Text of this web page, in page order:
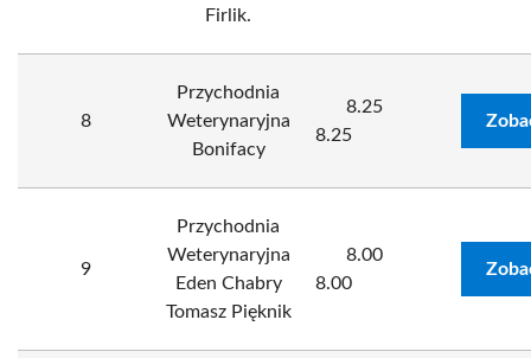
Firlik.
8
Przychodnia
Weterynaryjna
Bonifacy
8.25
8.25
9
Przychodnia
Weterynaryjna
Eden Chabry
Tomasz Pięknik
8.00
8.00